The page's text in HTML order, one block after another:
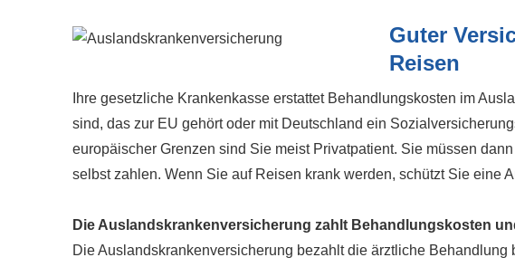
Guter
Reisen
Ihre gesetzliche Krankenkasse erstattet Behandlungskosten im
sind, das zur EU gehört oder mit Deutschland ein
europäischer Grenzen sind Sie meist Privatpatient. Sie müssen
selbst zahlen. Wenn Sie auf Reisen krank werden, schützt Sie eine
Die Auslandskrankenversicherung zahlt Behandlungskosten
Die Auslandskrankenversicherung bezahlt die ärztliche